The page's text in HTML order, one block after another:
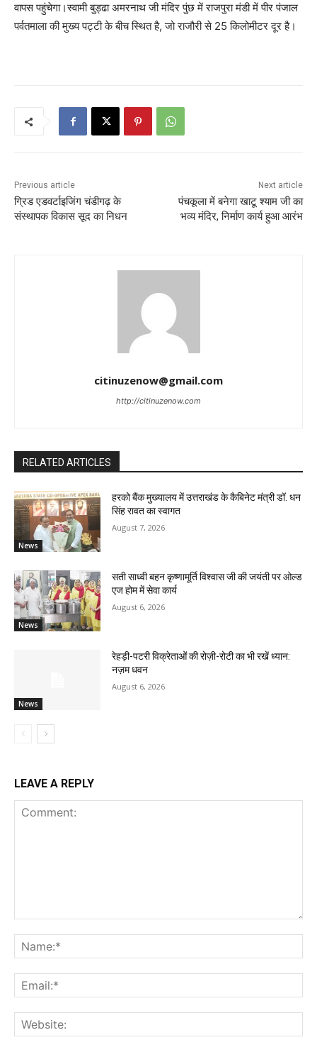
वापस पहुंचेगा।स्वामी बुड्ढा अमरनाथ जी मंदिर पुंछ में राजपुरा मंडी में पीर पंजाल
पर्वतमाला की मुख्य पट्टी के बीच स्थित है, जो राजौरी से 25 किलोमीटर दूर है।
Previous article
ग्रिड एडवर्टाइजिंग चंडीगढ़ के
संस्थापक विकास सूद का निधन
Next article
पंचकूला में बनेगा खाटू श्याम जी का
भव्य मंदिर, निर्माण कार्य हुआ आरंभ
citinuzenow@gmail.com
http://citinuzenow.com
RELATED ARTICLES
News
हरको बैंक मुख्यालय में उत्तराखंड के कैबिनेट मंत्री डॉ. धन
सिंह रावत का स्वागत
August 7, 2026
News
सती साध्वी बहन कृष्णामूर्ति विश्वास जी की जयंती पर ओल्ड
एज होम में सेवा कार्य
August 6, 2026
News
रेहड़ी-पटरी विक्रेताओं की रोज़ी-रोटी का भी रखें ध्यान:
नज़म धवन
August 6, 2026
LEAVE A REPLY